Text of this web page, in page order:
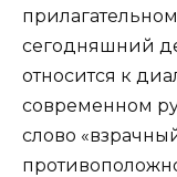
сегодняшний
относится к
современном
слово